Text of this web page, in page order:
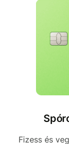
Fizess és